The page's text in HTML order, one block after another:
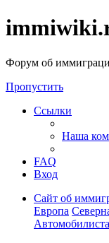
Форум об
Пропустить
Ссылки
Наша
FAQ
Вход
Сайт об
Европа